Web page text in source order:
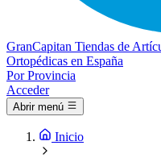
GranCapitan Tiendas de
Ortopédicas en España
Por Provincia
Acceder
Abrir menú
Inicio